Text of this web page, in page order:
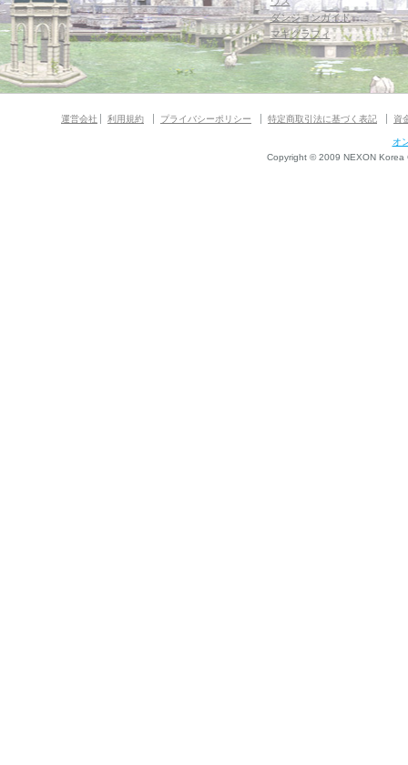
ダンジョンガイド
マギグラフィ
運営会社 利用規約 プライバシーポリシー 特定商取引法に基づく表記 資
オ
Copyright © 2009 NEXON Korea